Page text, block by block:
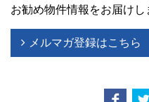
お勧め物件情報をお届けし
メルマガ登録はこちら